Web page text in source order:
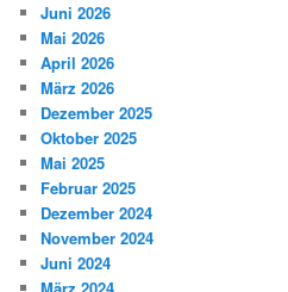
Juni 2026
Mai 2026
April 2026
März 2026
Dezember 2025
Oktober 2025
Mai 2025
Februar 2025
Dezember 2024
November 2024
Juni 2024